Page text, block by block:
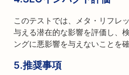
このテストでは、メタ・リフレ
与える潜在的な影響を評価し、
ングに悪影響を与えないことを確
5.推奨事項